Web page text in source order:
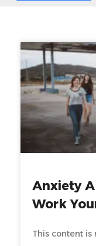
Anxiety
Work
This content is